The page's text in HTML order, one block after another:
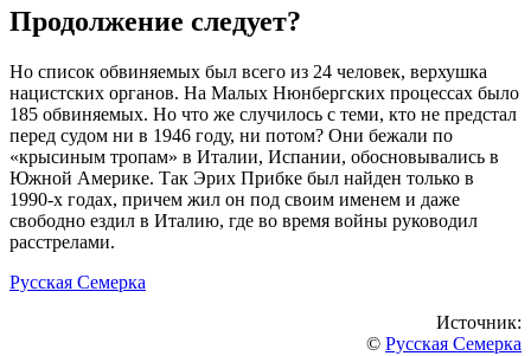
Продолжение следует?
Но список обвиняемых был всего из 24 человек, верхушка
нацистских органов. На Малых Нюнбергских процессах было
185 обвиняемых. Но что же случилось с теми, кто не предстал
перед судом ни в 1946 году, ни потом? Они бежали по
«крысиным тропам» в Италии, Испании, обосновывались в
Южной Америке. Так Эрих Прибке был найден только в
1990-х годах, причем жил он под своим именем и даже
свободно ездил в Италию, где во время войны руководил
расстрелами.
Русская Семерка
Источник:
© Русская Семерка